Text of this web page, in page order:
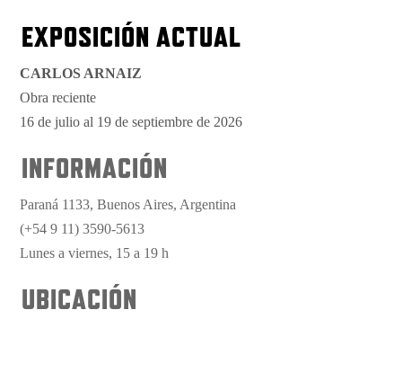
EXPOSICIÓN ACTUAL
CARLOS ARNAIZ
Obra reciente
16 de julio al 19 de septiembre de 2026
INFORMACIÓN
Paraná 1133, Buenos Aires, Argentina
(+54 9 11) 3590-5613
Lunes a viernes, 15 a 19 h
UBICACIÓN